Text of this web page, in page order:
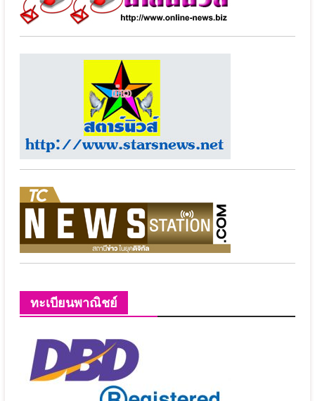
ทะเบียนพาณิชย์